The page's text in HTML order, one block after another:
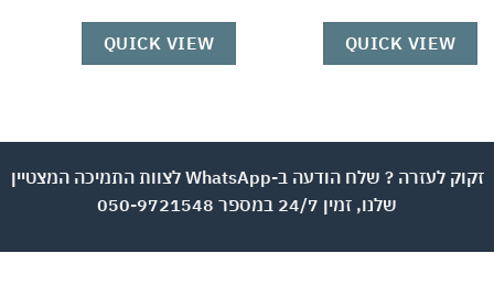
QUICK VIEW
QUICK VIEW
זקוק לעזרה ? שלח הודעה ב-WhatsApp לצוות התמיכה המצטיין
שלנו, זמין 24/7 במספר 050-9721548